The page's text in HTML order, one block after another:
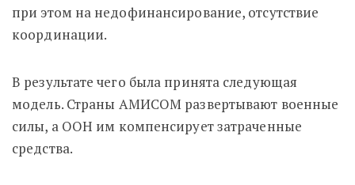
при этом на недофинансирование, отсутствие
координации.
В результате чего была принята следующая
модель. Страны АМИСОМ развертывают военные
силы, а ООН им компенсирует затраченные
средства.